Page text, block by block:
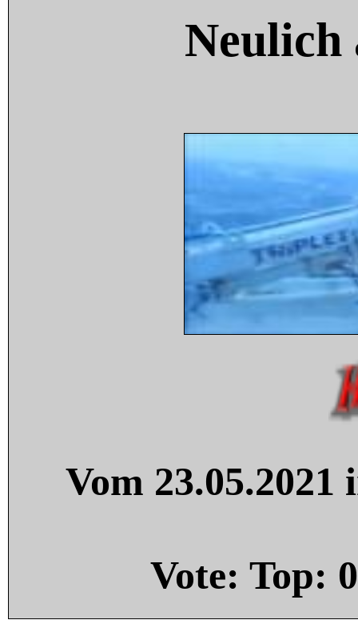
Neulich
Vom
Vote: Top: 0